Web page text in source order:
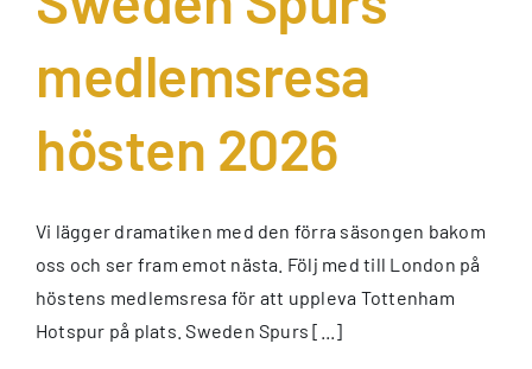
medlemsresa
hösten 2026
Vi lägger dramatiken med den förra säsongen bakom
oss och ser fram emot nästa. Följ med till London på
höstens medlemsresa för att uppleva Tottenham
Hotspur på plats. Sweden Spurs [...]